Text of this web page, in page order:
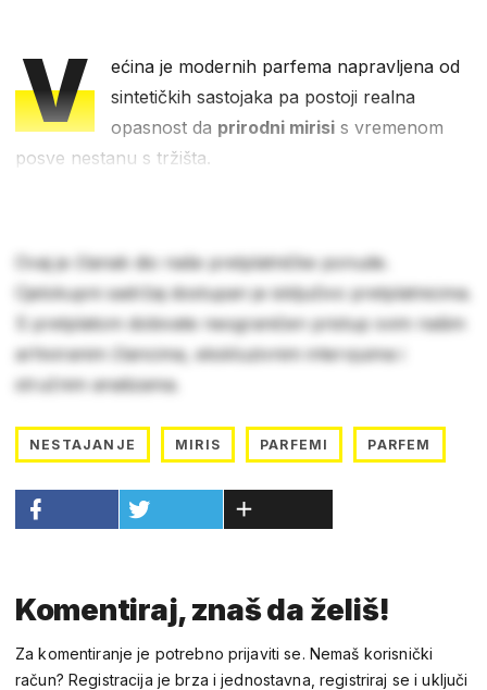
V
ećina je modernih parfema napravljena od
sintetičkih sastojaka pa postoji realna
opasnost da prirodni mirisi s vremenom
posve nestanu s tržišta.
Ovaj je članak dio naše pretplatničke ponude.
Cjelokupni sadržaj dostupan je isključivo pretplatnicima.
S pretplatom dobivate neograničen pristup svim našim
arhiviranim člancima, ekskluzivnim intervjuima i
stručnim analizama.
NESTAJANJE MIRIS PARFEMI PARFEM
Komentiraj, znaš da želiš!
Za komentiranje je potrebno prijaviti se. Nemaš korisnički
račun? Registracija je brza i jednostavna, registriraj se i uključi